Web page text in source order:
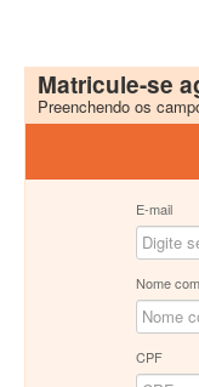
Matricule-se
Preenchendo os
E-mail
Nome
CPF